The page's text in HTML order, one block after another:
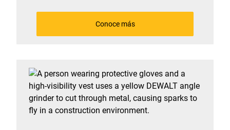
Conoce más